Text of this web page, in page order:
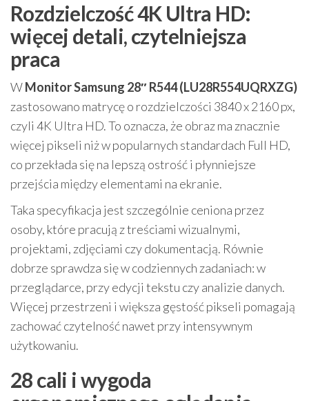
Rozdzielczość 4K Ultra HD:
więcej detali, czytelniejsza
praca
WMonitor Samsung 28″ R544 (LU28R554UQRXZG)
zastosowano matrycę o rozdzielczości 3840 x 2160 px,
czyli 4K Ultra HD. To oznacza, że obraz ma znacznie
więcej pikseli niż w popularnych standardach Full HD,
co przekłada się na lepszą ostrość i płynniejsze
przejścia między elementami na ekranie.
Taka specyfikacja jest szczególnie ceniona przez
osoby, które pracują z treściami wizualnymi,
projektami, zdjęciami czy dokumentacją. Równie
dobrze sprawdza się w codziennych zadaniach: w
przeglądarce, przy edycji tekstu czy analizie danych.
Więcej przestrzeni i większa gęstość pikseli pomagają
zachować czytelność nawet przy intensywnym
użytkowaniu.
28 cali i wygoda